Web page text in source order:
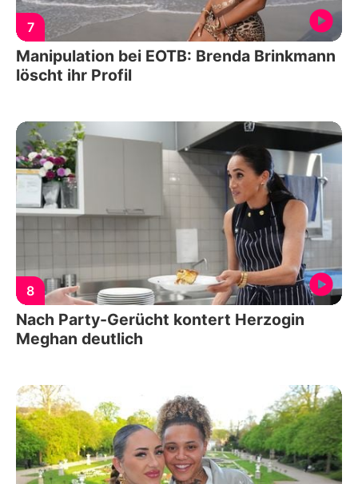
7
Manipulation bei EOTB: Brenda Brinkmann
löscht ihr Profil
8
Nach Party-Gerücht kontert Herzogin
Meghan deutlich